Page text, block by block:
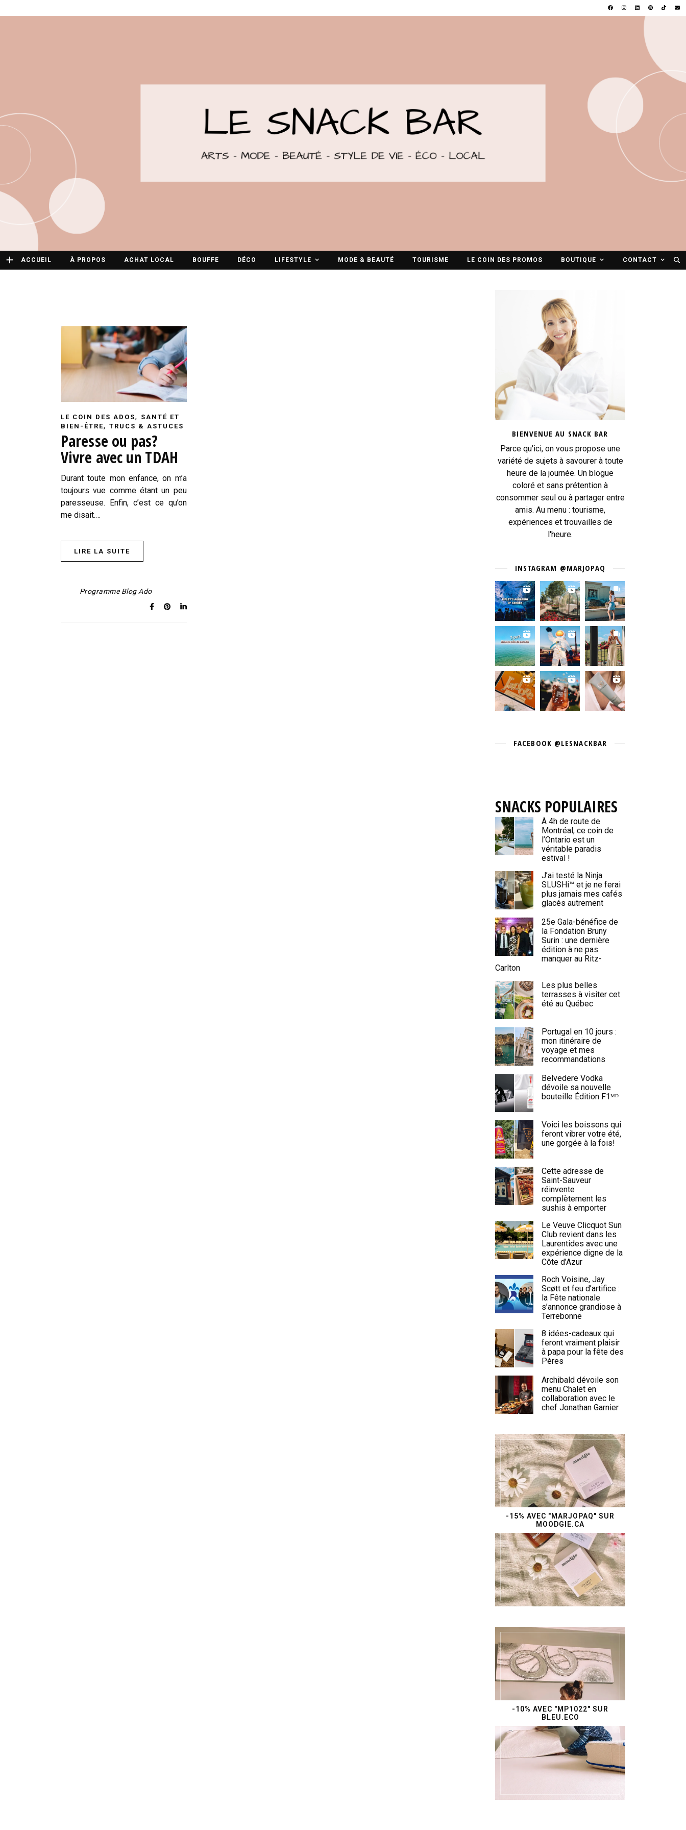
ACCUEIL À PROPOS ACHAT LOCAL BOUFFE DÉCO LIFESTYLE MODE & BEAUTÉ TOURISME LE COIN DES PROMOS BOUTIQUE CONTACT
LE COIN DES ADOS, SANTÉ ET
BIEN-ÊTRE, TRUCS & ASTUCES
Paresse ou pas?
Vivre avec un TDAH
Durant toute mon enfance, on m’a
toujours vue comme étant un peu
paresseuse. Enfin, c’est ce qu’on
me disait.…
LIRE LA SUITE
Programme Blog Ado
BIENVENUE AU SNACK BAR
Parce qu'ici, on vous propose une
variété de sujets à savourer à toute
heure de la journée. Un blogue
coloré et sans prétention à
consommer seul ou à partager entre
amis. Au menu : tourisme,
expériences et trouvailles de
l'heure.
INSTAGRAM @MARJOPAQ
FACEBOOK @LESNACKBAR
SNACKS POPULAIRES
À 4h de route de
Montréal, ce coin de
l’Ontario est un
véritable paradis
estival !
J’ai testé la Ninja
SLUSHi™ et je ne ferai
plus jamais mes cafés
glacés autrement
25e Gala-bénéfice de
la Fondation Bruny
Surin : une dernière
édition à ne pas
manquer au Ritz-
Carlton
Les plus belles
terrasses à visiter cet
été au Québec
Portugal en 10 jours :
mon itinéraire de
voyage et mes
recommandations
Belvedere Vodka
dévoile sa nouvelle
bouteille Édition F1ᴹᴰ
Voici les boissons qui
feront vibrer votre été,
une gorgée à la fois!
Cette adresse de
Saint-Sauveur
réinvente
complètement les
sushis à emporter
Le Veuve Clicquot Sun
Club revient dans les
Laurentides avec une
expérience digne de la
Côte d’Azur
Roch Voisine, Jay
Scøtt et feu d’artifice :
la Fête nationale
s’annonce grandiose à
Terrebonne
8 idées-cadeaux qui
feront vraiment plaisir
à papa pour la fête des
Pères
Archibald dévoile son
menu Chalet en
collaboration avec le
chef Jonathan Garnier
-15% AVEC "MARJOPAQ" SUR
MOODGIE.CA
-10% AVEC "MP1022" SUR
BLEU.ECO